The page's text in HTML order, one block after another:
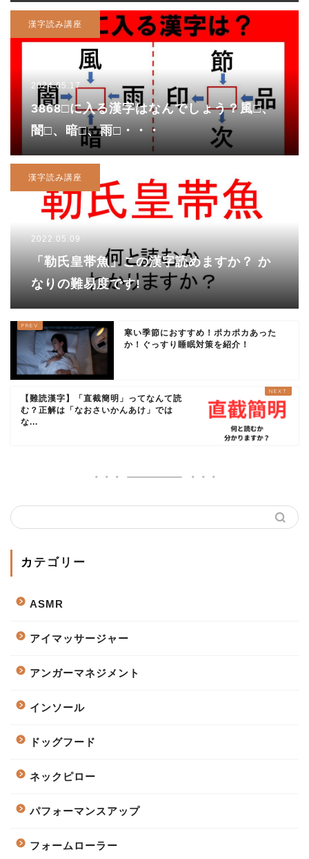
漢字読み講座
2024.05.17
3868□に入る漢字はなんでしょう？風□、
闇□、暗□、雨□・・・
漢字読み講座
2022.05.09
「勒氏皇帯魚」この漢字読めますか？ か
なりの難易度です!
寒い季節におすすめ！ポカポカあった
か！ぐっすり睡眠対策を紹介！
【難読漢字】「直截簡明」ってなんて読
む？正解は「なおさいかんあけ」では
な...
カテゴリー
ASMR
アイマッサージャー
アンガーマネジメント
インソール
ドッグフード
ネックピロー
パフォーマンスアップ
フォームローラー